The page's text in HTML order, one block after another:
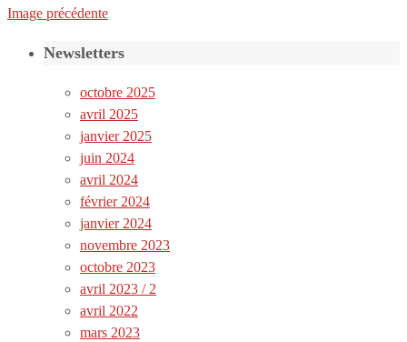
Image précédente
Newsletters
octobre 2025
avril 2025
janvier 2025
juin 2024
avril 2024
février 2024
janvier 2024
novembre 2023
octobre 2023
avril 2023 / 2
avril 2022
mars 2023